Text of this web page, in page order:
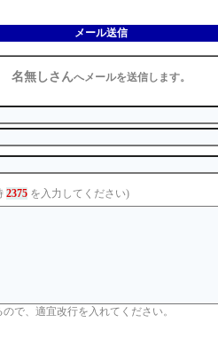
メール送信
名無しさんへメールを送信します。
2375を入力してください)
で、適宜改行を入れてください。